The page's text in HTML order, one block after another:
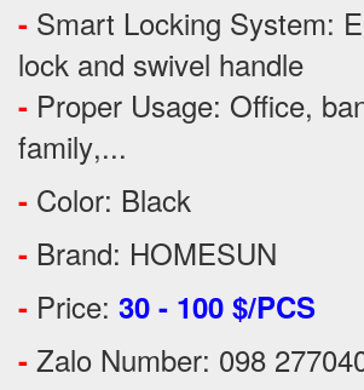
- Smart Locking System:
lock and swivel handle
- Proper Usage: Office,
family,...
- Color: Black
- Brand: HOMESUN
- Price: 30 - 100 $/PCS
- Zalo Number: 098